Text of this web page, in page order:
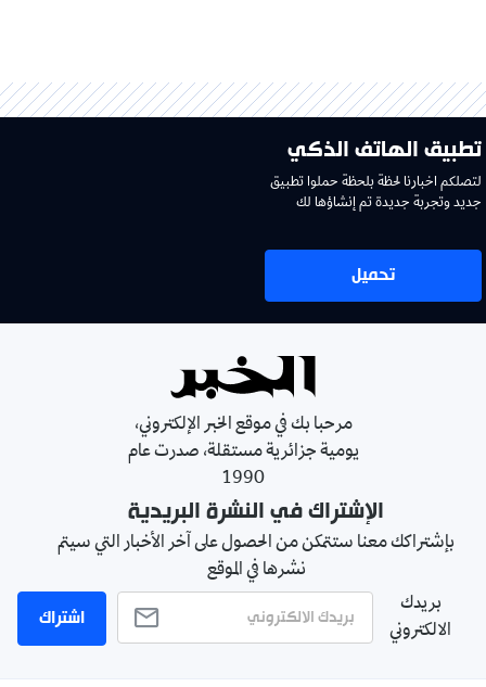
تطبيق الهاتف الذكي
لتصلكم اخبارنا لحظة بلحظة حملوا تطبيق
جديد وتجربة جديدة تم إنشاؤها لك
تحميل
مرحبا بك في موقع الخبر الإلكتروني،
يومية جزائرية مستقلة، صدرت عام
1990
الإشتراك في النشرة البريدية
بإشتراكك معنا ستتمكن من الحصول على آخر الأخبار التي سيتم
نشرها في الموقع
بريدك
الالكتروني
اشتراك